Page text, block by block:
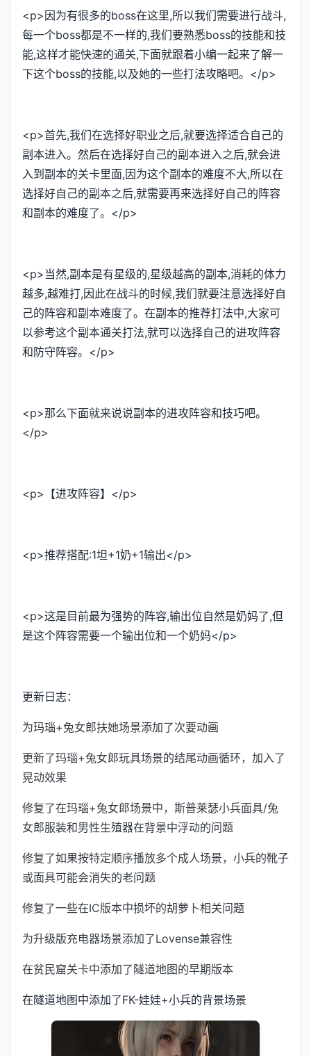
<p>因为有很多的boss在这里,所以我们需要进行战斗,
每一个boss都是不一样的,我们要熟悉boss的技能和技
能,这样才能快速的通关,下面就跟着小编一起来了解一
下这个boss的技能,以及她的一些打法攻略吧。</p>
<p>首先,我们在选择好职业之后,就要选择适合自己的
副本进入。然后在选择好自己的副本进入之后,就会进
入到副本的关卡里面,因为这个副本的难度不大,所以在
选择好自己的副本之后,就需要再来选择好自己的阵容
和副本的难度了。</p>
<p>当然,副本是有星级的,星级越高的副本,消耗的体力
越多,越难打,因此在战斗的时候,我们就要注意选择好自
己的阵容和副本难度了。在副本的推荐打法中,大家可
以参考这个副本通关打法,就可以选择自己的进攻阵容
和防守阵容。</p>
<p>那么下面就来说说副本的进攻阵容和技巧吧。
</p>
<p>【进攻阵容】</p>
<p>推荐搭配:1坦+1奶+1输出</p>
<p>这是目前最为强势的阵容,输出位自然是奶妈了,但
是这个阵容需要一个输出位和一个奶妈</p>
更新日志：
为玛瑙+兔女郎扶她场景添加了次要动画
更新了玛瑙+兔女郎玩具场景的结尾动画循环，加入了
晃动效果
修复了在玛瑙+兔女郎场景中，斯普莱瑟小兵面具/兔
女郎服装和男性生殖器在背景中浮动的问题
修复了如果按特定顺序播放多个成人场景，小兵的靴子
或面具可能会消失的老问题
修复了一些在IC版本中损坏的胡萝卜相关问题
为升级版充电器场景添加了Lovense兼容性
在贫民窟关卡中添加了隧道地图的早期版本
在隧道地图中添加了FK-娃娃+小兵的背景场景